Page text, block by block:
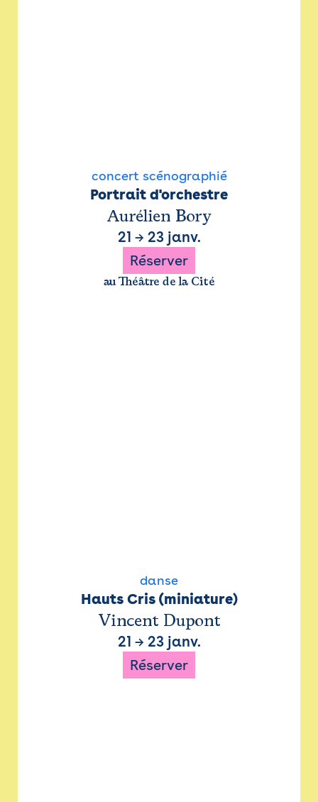
concert scénographié
Portrait d'orchestre
Aurélien Bory
21 → 23 janv.
Réserver
au Théâtre de la Cité
danse
Hauts Cris (miniature)
Vincent Dupont
21 → 23 janv.
Réserver